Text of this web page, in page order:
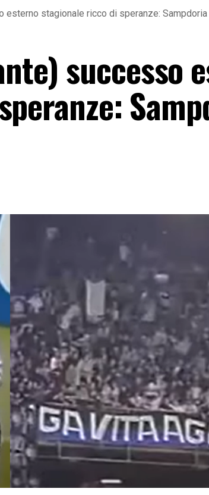
esterno stagionale ricco di speranze: Sampdoria
successo